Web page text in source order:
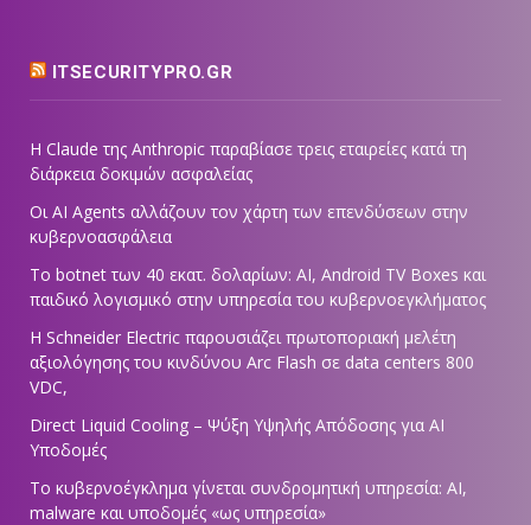
ITSECURITYPRO.GR
Η Claude της Anthropic παραβίασε τρεις εταιρείες κατά τη
διάρκεια δοκιμών ασφαλείας
Οι AI Agents αλλάζουν τον χάρτη των επενδύσεων στην
κυβερνοασφάλεια
Το botnet των 40 εκατ. δολαρίων: AI, Android TV Boxes και
παιδικό λογισμικό στην υπηρεσία του κυβερνοεγκλήματος
Η Schneider Electric παρουσιάζει πρωτοποριακή μελέτη
αξιολόγησης του κινδύνου Arc Flash σε data centers 800
VDC,
Direct Liquid Cooling – Ψύξη Υψηλής Απόδοσης για AI
Υποδομές
Το κυβερνοέγκλημα γίνεται συνδρομητική υπηρεσία: AI,
malware και υποδομές «ως υπηρεσία»